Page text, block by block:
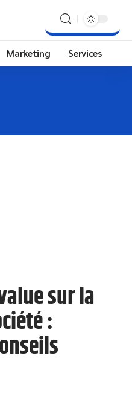
Marketing Services
sur la
: